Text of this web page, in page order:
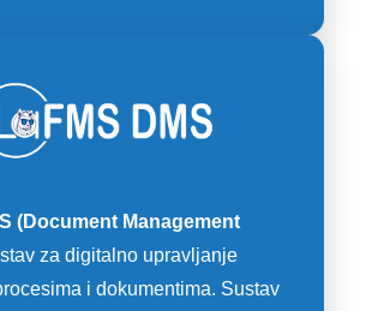
(Document Management
za digitalno upravljanje
i dokumentima. Sustav